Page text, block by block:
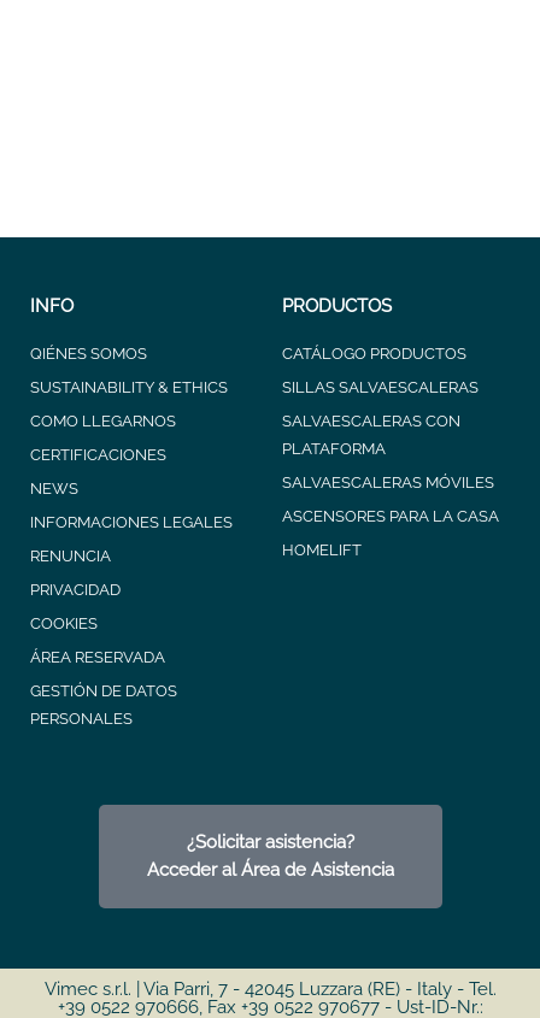
INFO
QIÉNES SOMOS
SUSTAINABILITY & ETHICS
COMO LLEGARNOS
CERTIFICACIONES
NEWS
INFORMACIONES LEGALES
RENUNCIA
PRIVACIDAD
COOKIES
ÁREA RESERVADA
GESTIÓN DE DATOS
PERSONALES
PRODUCTOS
CATÁLOGO PRODUCTOS
SILLAS SALVAESCALERAS
SALVAESCALERAS CON
PLATAFORMA
SALVAESCALERAS MÓVILES
ASCENSORES PARA LA CASA
HOMELIFT
¿Solicitar asistencia?
Acceder al Área de Asistencia
Vimec s.r.l. | Via Parri, 7 - 42045 Luzzara (RE) - Italy - Tel.
+39 0522 970666, Fax +39 0522 970677 - Ust-ID-Nr.: